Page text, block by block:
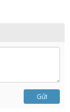
Gửi